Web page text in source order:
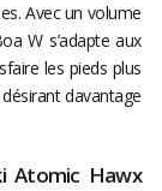
Avec un volume
W s’adapte aux
les pieds plus
davantage
Atomic Hawx